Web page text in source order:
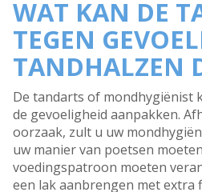
WAT KAN DE
TEGEN
TANDHALZEN
De tandarts of mondhygiënist
de gevoeligheid aanpakken.
oorzaak, zult u uw
uw manier van poetsen
voedingspatroon moeten
een lak aanbrengen met extra